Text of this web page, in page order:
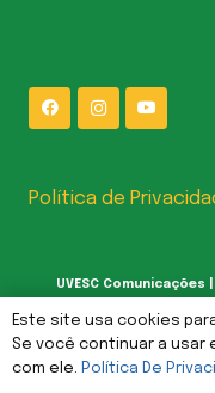
Política de
UVESC Comunicações
Este site usa cookies
Se você continuar a
com ele. Política De